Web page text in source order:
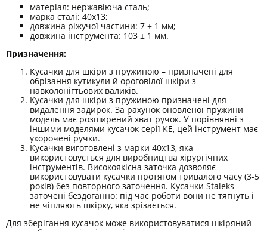
матеріал: нержавіюча сталь;
марка сталі: 40х13;
довжина ріжучої частини: 7 ± 1 мм;
довжина інструмента: 103 ± 1 мм.
Призначення:
Кусачки для шкіри з пружиною – призначені для
обрізання кутикули й ороговілої шкіри з
навколонігтьових валиків.
Кусачки для шкіри з пружиною призначені для
видалення задирок. За рахунок оновленої пружини
модель має розширений хват ручок. У порівнянні з
іншими моделями кусачок серії КЕ, цей інструмент має
укорочені ручки.
Кусачки виготовлені з марки 40х13, яка
використовується для виробництва хірургічних
інструментів. Високоякісна заточка дозволяє
використовувати кусачки протягом тривалого часу (3-5
років) без повторного заточення. Кусачки Staleks
заточені бездоганно: під час роботи вони не тягнуть і
не чіпляють шкірку, яка зрізається.
Для зберігання кусачок може використовуватися шкіряний